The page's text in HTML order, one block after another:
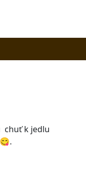
chuť k jedlu